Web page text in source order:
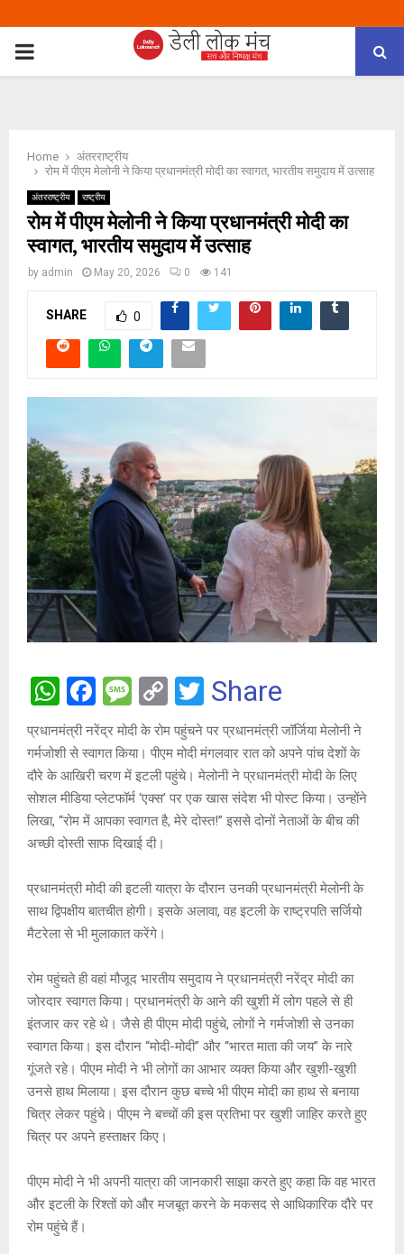
PRIMARY
Home
अंतरराष्ट्रीय
रोम में पीएम मेलोनी ने क‍िया प्रधानमंत्री मोदी का स्‍वागत, भारतीय समुदाय में उत्साह
अंतरराष्ट्रीय राष्ट्रीय
रोम में पीएम मेलोनी ने क‍िया प्रधानमंत्री मोदी का
स्‍वागत, भारतीय समुदाय में उत्साह
by admin May 20, 2026 0 141
SHARE 0
W
h
at
s
A
p
F
a
ce
b
o
o
M
es
s
a
g
e
C
o
py
Li
n
k
T
wi
tt
er
Share
प्रधानमंत्री नरेंद्र मोदी के रोम पहुंचने पर प्रधानमंत्री जॉर्जिया मेलोनी ने
गर्मजोशी से स्वागत किया। पीएम मोदी मंगलवार रात को अपने पांच देशों के
दौरे के आखिरी चरण में इटली पहुंचे। मेलोनी ने प्रधानमंत्री मोदी के लिए
सोशल मीडिया प्लेटफॉर्म ‘एक्स’ पर एक खास संदेश भी पोस्ट किया। उन्होंने
लिखा, “रोम में आपका स्वागत है, मेरे दोस्त!” इससे दोनों नेताओं के बीच की
अच्छी दोस्ती साफ दिखाई दी।
प्रधानमंत्री मोदी की इटली यात्रा के दौरान उनकी प्रधानमंत्री मेलोनी के
साथ द्विपक्षीय बातचीत होगी। इसके अलावा, वह इटली के राष्ट्रपति सर्जियो
मैटरेला से भी मुलाकात करेंगे।
रोम पहुंचते ही वहां मौजूद भारतीय समुदाय ने प्रधानमंत्री नरेंद्र मोदी का
जोरदार स्वागत किया। प्रधानमंत्री के आने की खुशी में लोग पहले से ही
इंतजार कर रहे थे। जैसे ही पीएम मोदी पहुंचे, लोगों ने गर्मजोशी से उनका
स्वागत किया। इस दौरान “मोदी-मोदी” और “भारत माता की जय” के नारे
गूंजते रहे। पीएम मोदी ने भी लोगों का आभार व्यक्त किया और खुशी-खुशी
उनसे हाथ मिलाया। इस दौरान कुछ बच्चे भी पीएम मोदी का हाथ से बनाया
चित्र लेकर पहुंचे। पीएम ने बच्चों की इस प्रतिभा पर खुशी जाहिर करते हुए
चित्र पर अपने हस्ताक्षर किए।
पीएम मोदी ने भी अपनी यात्रा की जानकारी साझा करते हुए कहा कि वह भारत
और इटली के रिश्तों को और मजबूत करने के मकसद से आधिकारिक दौरे पर
रोम पहुंचे हैं।